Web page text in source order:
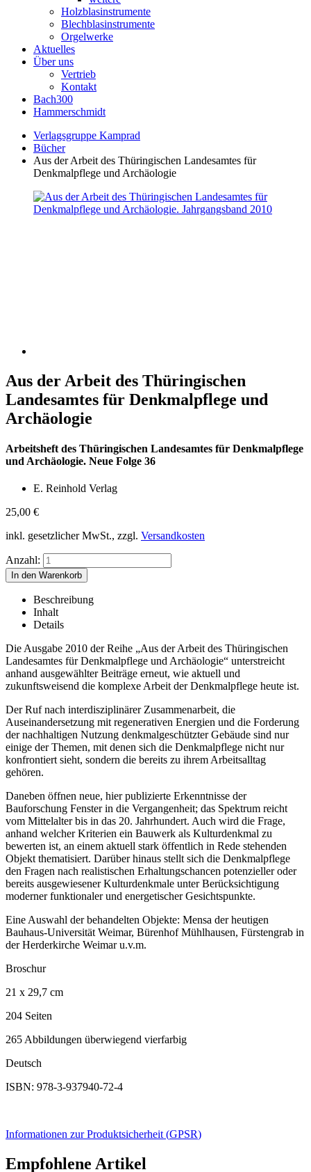
Holzblasinstrumente
Blechblasinstrumente
Orgelwerke
Aktuelles
Über uns
Vertrieb
Kontakt
Bach300
Hammerschmidt
Verlagsgruppe Kamprad
Bücher
Aus der Arbeit des Thüringischen Landesamtes für
Denkmalpflege und Archäologie
Aus der Arbeit des Thüringischen
Landesamtes für Denkmalpflege und
Archäologie
Arbeitsheft des Thüringischen Landesamtes für Denkmalpflege
und Archäologie. Neue Folge 36
E. Reinhold Verlag
25,00 €
inkl. gesetzlicher MwSt., zzgl. Versandkosten
Anzahl:
Beschreibung
Inhalt
Details
Die Ausgabe 2010 der Reihe „Aus der Arbeit des Thüringischen
Landesamtes für Denkmalpflege und Archäologie“ unterstreicht
anhand ausgewählter Beiträge erneut, wie aktuell und
zukunftsweisend die komplexe Arbeit der Denkmalpflege heute ist.
Der Ruf nach interdisziplinärer Zusammenarbeit, die
Auseinandersetzung mit regenerativen Energien und die Forderung
der nachhaltigen Nutzung denkmalgeschützter Gebäude sind nur
einige der Themen, mit denen sich die Denkmalpflege nicht nur
konfrontiert sieht, sondern die bereits zu ihrem Arbeitsalltag
gehören.
Daneben öffnen neue, hier publizierte Erkenntnisse der
Bauforschung Fenster in die Vergangenheit; das Spektrum reicht
vom Mittelalter bis in das 20. Jahrhundert. Auch wird die Frage,
anhand welcher Kriterien ein Bauwerk als Kulturdenkmal zu
bewerten ist, an einem aktuell stark öffentlich in Rede stehenden
Objekt thematisiert. Darüber hinaus stellt sich die Denkmalpflege
den Fragen nach realistischen Erhaltungschancen potenzieller oder
bereits ausgewiesener Kulturdenkmale unter Berücksichtigung
moderner funktionaler und energetischer Gesichtspunkte.
Eine Auswahl der behandelten Objekte: Mensa der heutigen
Bauhaus-Universität Weimar, Bürenhof Mühlhausen, Fürstengrab in
der Herderkirche Weimar u.v.m.
Broschur
21 x 29,7 cm
204 Seiten
265 Abbildungen überwiegend vierfarbig
Deutsch
ISBN: 978-3-937940-72-4
Informationen zur Produktsicherheit (GPSR)
Empfohlene Artikel